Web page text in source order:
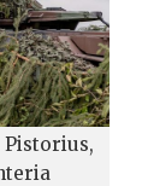
Pistorius,